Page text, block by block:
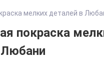
покраска